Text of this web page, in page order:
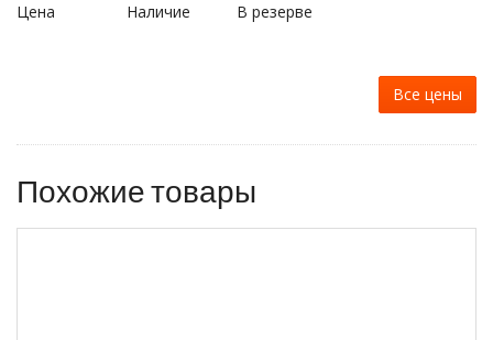
Цена
Наличие В резерве
Все цены
Похожие товары